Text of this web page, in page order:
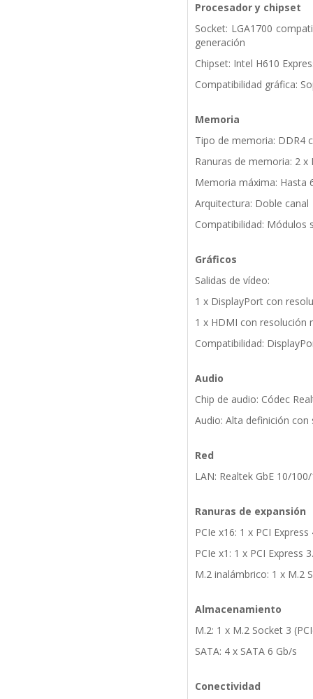
Procesador y chipset
Socket: LGA1700
generación
Chipset: Intel H610
Compatibilidad gráfica:
Memoria
Tipo de memoria: DDR4
Ranuras de memoria: 2 x
Memoria máxima: Hasta
Arquitectura: Doble canal
Compatibilidad: Módulos
Gráficos
Salidas de vídeo:
1 x DisplayPort con
1 x HDMI con resolución
Compatibilidad:
Audio
Chip de audio: Códec
Audio: Alta definición con
Red
LAN: Realtek GbE 10/
Ranuras de expansión
PCIe x16: 1 x PCI Express
PCIe x1: 1 x PCI Express
M.2 inalámbrico: 1 x M.2
Almacenamiento
M.2: 1 x M.2 Socket 3
SATA: 4 x SATA 6 Gb/s
Conectividad